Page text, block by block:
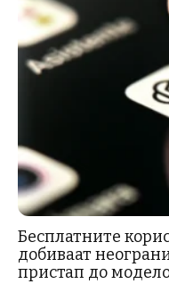
Бесплатните
добиваат
пристап до